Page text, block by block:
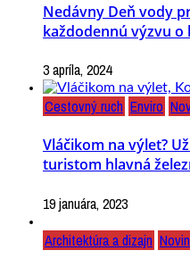
Nedávny Deň vody
každodennú výzvu
3 apríla, 2024
Cestovný ruch Enviro
Vláčikom na výlet?
turistom hlavná
19 januára, 2023
Architektúra a dizajn